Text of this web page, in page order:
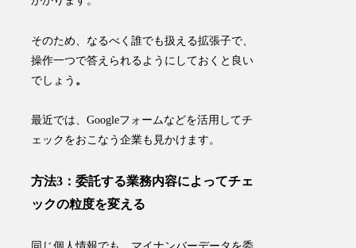
そのため、 なるべく誰でも扱える拡張子で、
操作一つで答えられるようにしておく と良い
でしょう 。
最近では、Googleフォームなどを活用してチ
ェックをおこなう企業も見かけます。
方法3：委託する業務内容によってチェ
ックの粒度を変える